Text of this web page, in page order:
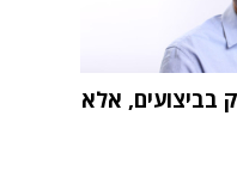
בביצועים, אלא